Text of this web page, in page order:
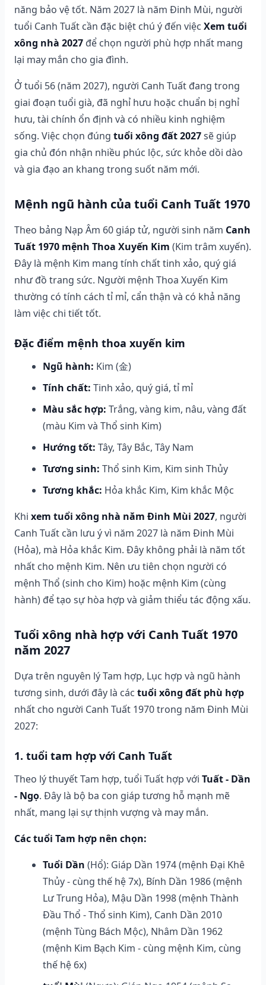
năng bảo vệ tốt. Năm 2027 là năm Đinh Mùi, người
tuổi Canh Tuất cần đặc biệt chú ý đến việc Xem tuổi
xông nhà 2027 để chọn người phù hợp nhất mang
lại may mắn cho gia đình.
Ở tuổi 56 (năm 2027), người Canh Tuất đang trong
giai đoạn tuổi già, đã nghỉ hưu hoặc chuẩn bị nghỉ
hưu, tài chính ổn định và có nhiều kinh nghiệm
sống. Việc chọn đúng tuổi xông đất 2027sẽ giúp
gia chủ đón nhận nhiều phúc lộc, sức khỏe dồi dào
và gia đạo an khang trong suốt năm mới.
Mệnh ngũ hành của tuổi Canh Tuất 1970
Theo bảng Nạp Âm 60 giáp tử, người sinh năm Canh
Tuất 1970 mệnh Thoa Xuyến Kim (Kim trâm xuyến).
Đây là mệnh Kim mang tính chất tinh xảo, quý giá
như đồ trang sức. Người mệnh Thoa Xuyến Kim
thường có tính cách tỉ mỉ, cẩn thận và có khả năng
làm việc chi tiết tốt.
Đặc điểm mệnh thoa xuyến kim
Ngũ hành: Kim (金)
Tính chất: Tinh xảo, quý giá, tỉ mỉ
Màu sắc hợp: Trắng, vàng kim, nâu, vàng đất
(màu Kim và Thổ sinh Kim)
Hướng tốt: Tây, Tây Bắc, Tây Nam
Tương sinh: Thổ sinh Kim, Kim sinh Thủy
Tương khắc: Hỏa khắc Kim, Kim khắc Mộc
Khi xem tuổi xông nhà năm Đinh Mùi 2027, người
Canh Tuất cần lưu ý vì năm 2027 là năm Đinh Mùi
(Hỏa), mà Hỏa khắc Kim. Đây không phải là năm tốt
nhất cho mệnh Kim. Nên ưu tiên chọn người có
mệnh Thổ (sinh cho Kim) hoặc mệnh Kim (cùng
hành) để tạo sự hòa hợp và giảm thiểu tác động xấu.
Tuổi xông nhà hợp với Canh Tuất 1970
năm 2027
Dựa trên nguyên lý Tam hợp, Lục hợp và ngũ hành
tương sinh, dưới đây là các tuổi xông đất phù hợp
nhất cho người Canh Tuất 1970 trong năm Đinh Mùi
2027:
1. tuổi tam hợp với Canh Tuất
Theo lý thuyết Tam hợp, tuổi Tuất hợp với Tuất - Dần
- Ngọ. Đây là bộ ba con giáp tương hỗ mạnh mẽ
nhất, mang lại sự thịnh vượng và may mắn.
Các tuổi Tam hợp nên chọn:
Tuổi Dần (Hổ): Giáp Dần 1974 (mệnh Đại Khê
Thủy - cùng thế hệ 7x), Bính Dần 1986 (mệnh
Lư Trung Hỏa), Mậu Dần 1998 (mệnh Thành
Đầu Thổ - Thổ sinh Kim), Canh Dần 2010
(mệnh Tùng Bách Mộc), Nhâm Dần 1962
(mệnh Kim Bạch Kim - cùng mệnh Kim, cùng
thế hệ 6x)